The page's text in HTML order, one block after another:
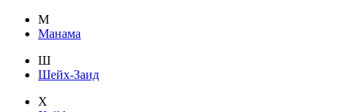
М
Манама
Ш
Шейх-Заид
Х